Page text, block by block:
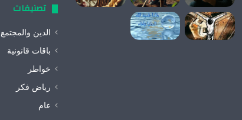
تصنيفات
الدين والمجتمع
باقات قانونية
خواطر
رياض فكر
عام